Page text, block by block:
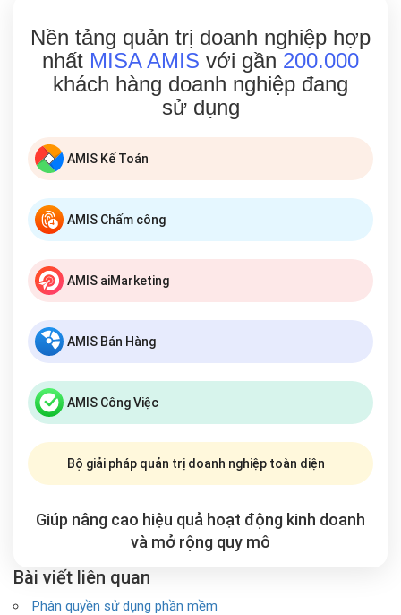
Nền tảng quản trị doanh nghiệp hợp
nhất MISA AMIS với gần 200.000
khách hàng doanh nghiệp đang
sử dụng
AMIS Kế Toán
AMIS Chấm công
AMIS aiMarketing
AMIS Bán Hàng
AMIS Công Việc
Bộ giải pháp quản trị doanh nghiệp toàn diện
Giúp nâng cao hiệu quả hoạt động kinh doanh
và mở rộng quy mô
Bài viết liên quan
Phân quyền sử dụng phần mềm